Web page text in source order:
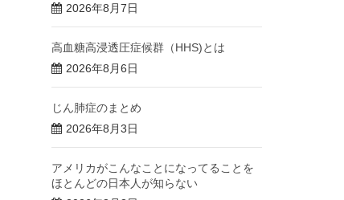
2026年8月7日
高血糖高浸透圧症候群（HHS)とは
2026年8月6日
じん肺症のまとめ
2026年8月3日
アメリカがこんなことになってることを
ほとんどの日本人が知らない